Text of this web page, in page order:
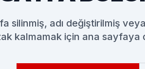
silinmiş, adı değiştirilmiş
kalmamak için ana